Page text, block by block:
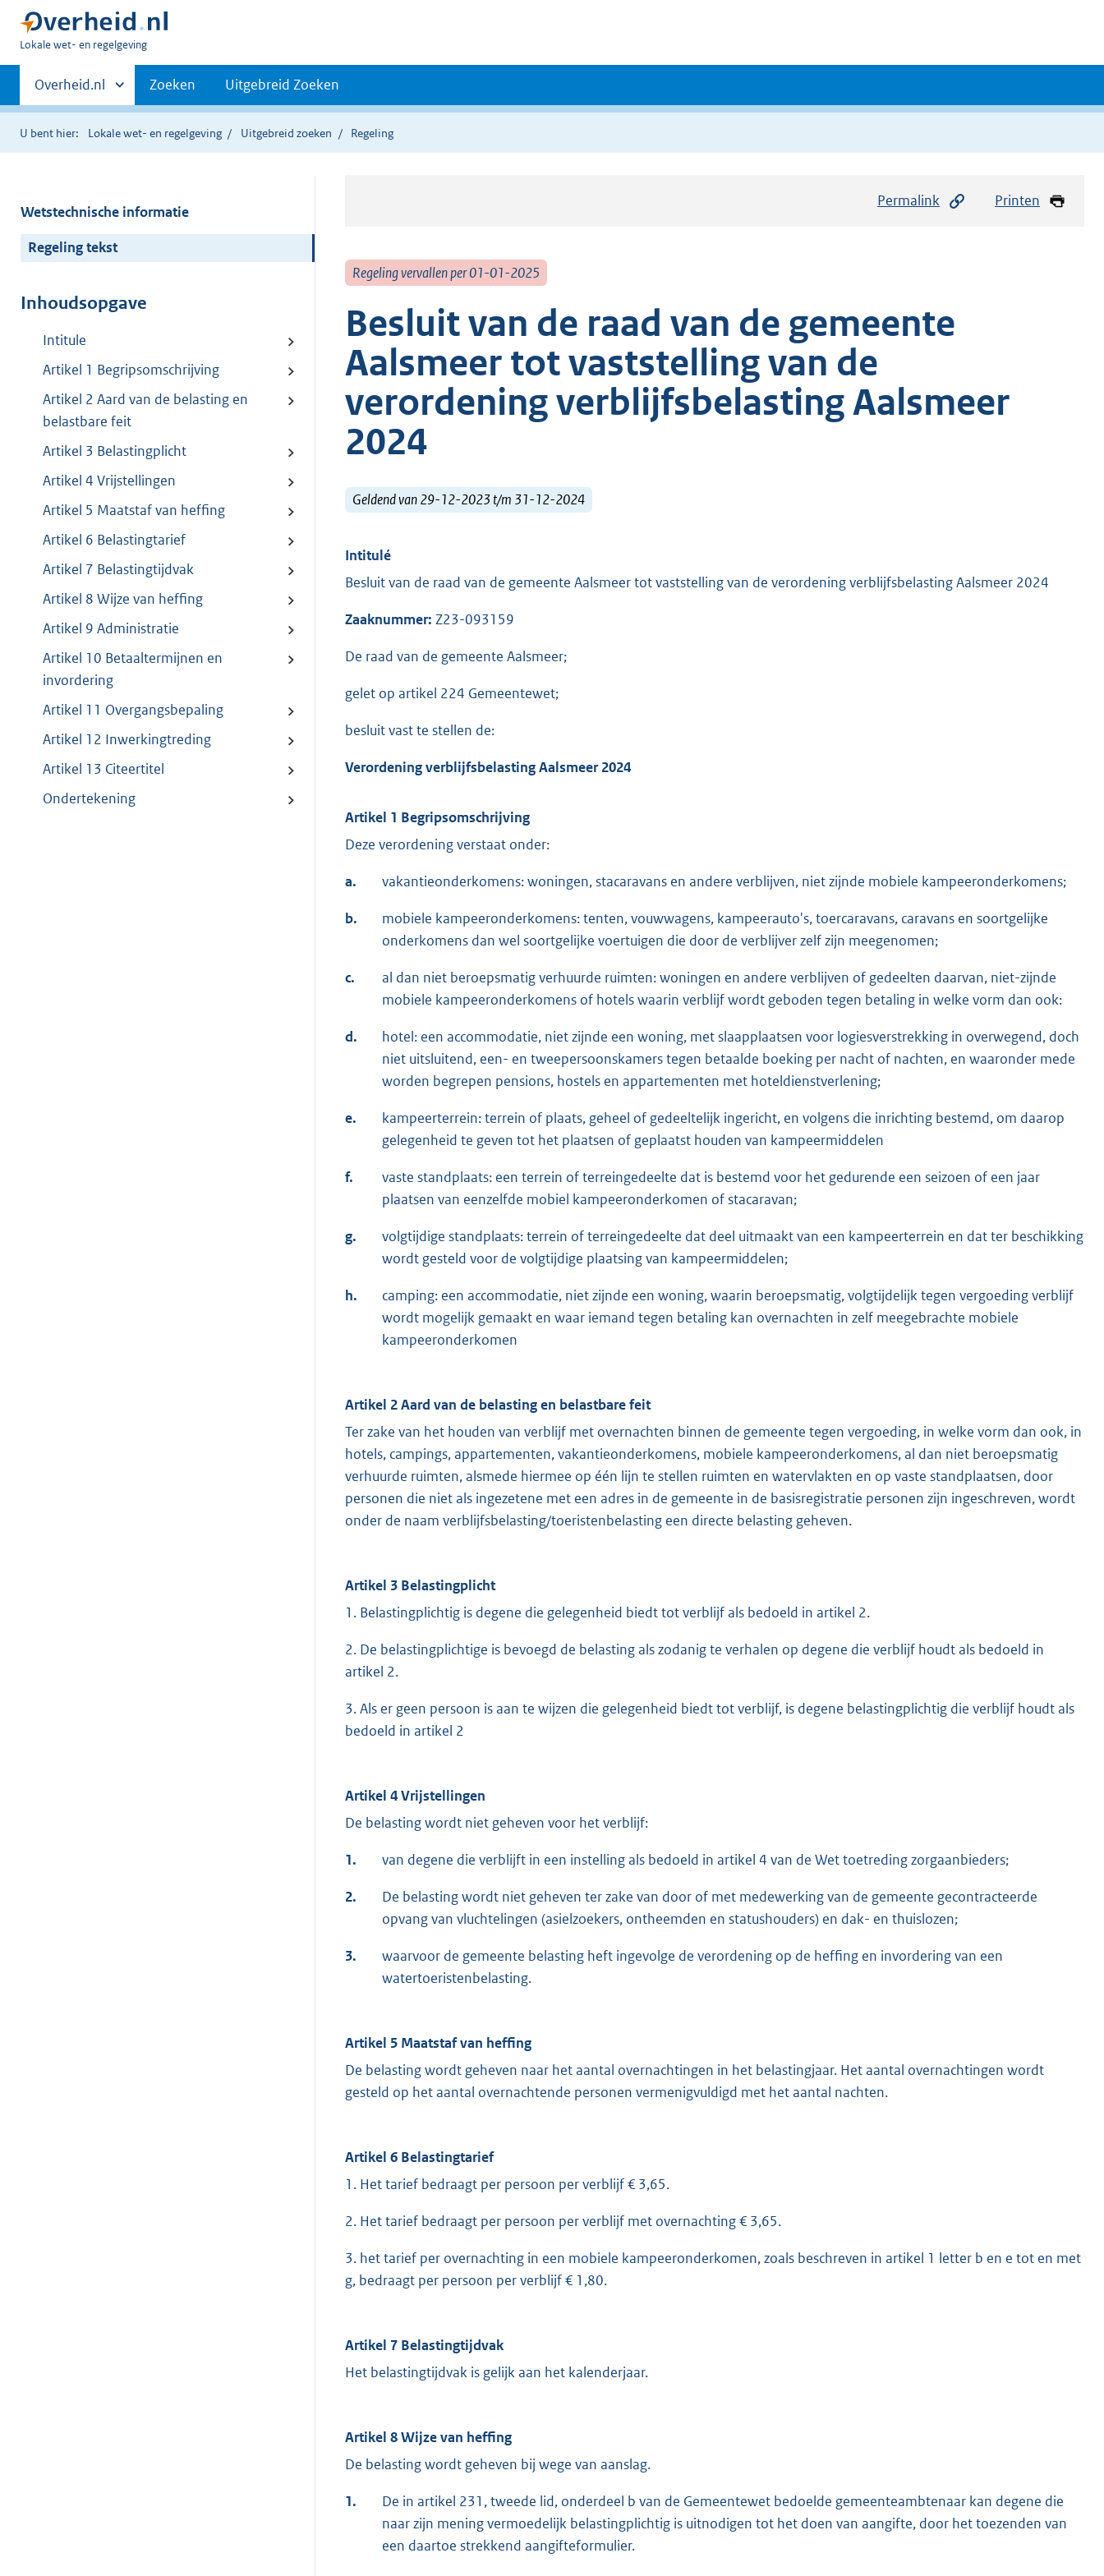
U
hier:
Lokale wet- en regelgeving
Primaire
navigatie
Andere
sites
binnen
Overheid.nl Zoeken Uitgebreid Zoeken
U bent hier: Lokale wet- en regelgeving Uitgebreid zoeken Regeling
Wetstechnische informatie
Regeling tekst
Inhoudsopgave
Intitule
Artikel 1 Begripsomschrijving
Artikel 2 Aard van de belasting en
belastbare feit
Artikel 3 Belastingplicht
Artikel 4 Vrijstellingen
Artikel 5 Maatstaf van heffing
Artikel 6 Belastingtarief
Artikel 7 Belastingtijdvak
Artikel 8 Wijze van heffing
Artikel 9 Administratie
Artikel 10 Betaaltermijnen en
invordering
Artikel 11 Overgangsbepaling
Artikel 12 Inwerkingtreding
Artikel 13 Citeertitel
Ondertekening
Permalink Printen
Regeling vervallen per 01-01-2025
Besluit van de raad van de gemeente
Aalsmeer tot vaststelling van de
verordening verblijfsbelasting Aalsmeer
2024
Geldend van 29-12-2023 t/m 31-12-2024
Intitulé
Besluit van de raad van de gemeente Aalsmeer tot vaststelling van de verordening verblijfsbelasting Aalsmeer 2024
Zaaknummer: Z23-093159
De raad van de gemeente Aalsmeer;
gelet op artikel 224 Gemeentewet;
besluit vast te stellen de:
Verordening verblijfsbelasting Aalsmeer 2024
Artikel 1 Begripsomschrijving
Deze verordening verstaat onder:
a. vakantieonderkomens: woningen, stacaravans en andere verblijven, niet zijnde mobiele kampeeronderkomens;
b.
mobiele kampeeronderkomens: tenten, vouwwagens, kampeerauto's, toercaravans, caravans en soortgelijke
onderkomens dan wel soortgelijke voertuigen die door de verblijver zelf zijn meegenomen;
c.
al dan niet beroepsmatig verhuurde ruimten: woningen en andere verblijven of gedeelten daarvan, niet-zijnde
mobiele kampeeronderkomens of hotels waarin verblijf wordt geboden tegen betaling in welke vorm dan ook:
d.
hotel: een accommodatie, niet zijnde een woning, met slaapplaatsen voor logiesverstrekking in overwegend, doch
niet uitsluitend, een- en tweepersoonskamers tegen betaalde boeking per nacht of nachten, en waaronder mede
worden begrepen pensions, hostels en appartementen met hoteldienstverlening;
e.
kampeerterrein: terrein of plaats, geheel of gedeeltelijk ingericht, en volgens die inrichting bestemd, om daarop
gelegenheid te geven tot het plaatsen of geplaatst houden van kampeermiddelen
f.
vaste standplaats: een terrein of terreingedeelte dat is bestemd voor het gedurende een seizoen of een jaar
plaatsen van eenzelfde mobiel kampeeronderkomen of stacaravan;
g.
volgtijdige standplaats: terrein of terreingedeelte dat deel uitmaakt van een kampeerterrein en dat ter beschikking
wordt gesteld voor de volgtijdige plaatsing van kampeermiddelen;
h.
camping: een accommodatie, niet zijnde een woning, waarin beroepsmatig, volgtijdelijk tegen vergoeding verblijf
wordt mogelijk gemaakt en waar iemand tegen betaling kan overnachten in zelf meegebrachte mobiele
kampeeronderkomen
Artikel 2 Aard van de belasting en belastbare feit
Ter zake van het houden van verblijf met overnachten binnen de gemeente tegen vergoeding, in welke vorm dan ook, in
hotels, campings, appartementen, vakantieonderkomens, mobiele kampeeronderkomens, al dan niet beroepsmatig
verhuurde ruimten, alsmede hiermee op één lijn te stellen ruimten en watervlakten en op vaste standplaatsen, door
personen die niet als ingezetene met een adres in de gemeente in de basisregistratie personen zijn ingeschreven, wordt
onder de naam verblijfsbelasting/toeristenbelasting een directe belasting geheven.
Artikel 3 Belastingplicht
1. Belastingplichtig is degene die gelegenheid biedt tot verblijf als bedoeld in artikel 2.
2. De belastingplichtige is bevoegd de belasting als zodanig te verhalen op degene die verblijf houdt als bedoeld in
artikel 2.
3. Als er geen persoon is aan te wijzen die gelegenheid biedt tot verblijf, is degene belastingplichtig die verblijf houdt als
bedoeld in artikel 2
Artikel 4 Vrijstellingen
De belasting wordt niet geheven voor het verblijf:
1. van degene die verblijft in een instelling als bedoeld in artikel 4 van de Wet toetreding zorgaanbieders;
2.
De belasting wordt niet geheven ter zake van door of met medewerking van de gemeente gecontracteerde
opvang van vluchtelingen (asielzoekers, ontheemden en statushouders) en dak- en thuislozen;
3.
waarvoor de gemeente belasting heft ingevolge de verordening op de heffing en invordering van een
watertoeristenbelasting.
Artikel 5 Maatstaf van heffing
De belasting wordt geheven naar het aantal overnachtingen in het belastingjaar. Het aantal overnachtingen wordt
gesteld op het aantal overnachtende personen vermenigvuldigd met het aantal nachten.
Artikel 6 Belastingtarief
1. Het tarief bedraagt per persoon per verblijf € 3,65.
2. Het tarief bedraagt per persoon per verblijf met overnachting € 3,65.
3. het tarief per overnachting in een mobiele kampeeronderkomen, zoals beschreven in artikel 1 letter b en e tot en met
g, bedraagt per persoon per verblijf € 1,80.
Artikel 7 Belastingtijdvak
Het belastingtijdvak is gelijk aan het kalenderjaar.
Artikel 8 Wijze van heffing
De belasting wordt geheven bij wege van aanslag.
1.
De in artikel 231, tweede lid, onderdeel b van de Gemeentewet bedoelde gemeenteambtenaar kan degene die
naar zijn mening vermoedelijk belastingplichtig is uitnodigen tot het doen van aangifte, door het toezenden van
een daartoe strekkend aangifteformulier.